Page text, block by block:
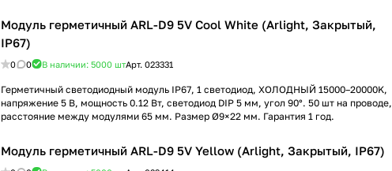
Модуль герметичный ARL-D9 5V Cool White (Arlight, Закрытый,
IP67)
0 0 В наличии: 5000 штАрт. 023331
Герметичный светодиодный модуль IP67, 1 светодиод, ХОЛОДНЫЙ 15000–20000K,
напряжение 5 В, мощность 0.12 Вт, светодиод DIP 5 мм, угол 90°. 50 шт на проводе,
расстояние между модулями 65 мм. Размер Ø9×22 мм. Гарантия 1 год.
Модуль герметичный ARL-D9 5V Yellow (Arlight, Закрытый, IP67)